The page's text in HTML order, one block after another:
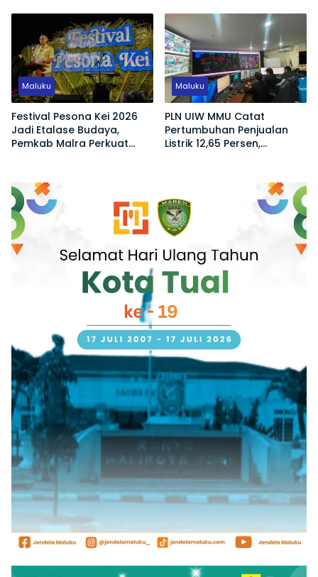
Maluku
Festival Pesona Kei 2026
Jadi Etalase Budaya,
Pemkab Malra Perkuat
Maluku
PLN UIW MMU Catat
Pertumbuhan Penjualan
Listrik 12,65 Persen,